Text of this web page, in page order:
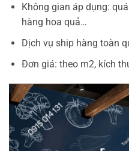
Không gian áp dụng:
hàng hoa quả…
Dịch vụ ship hàng toàn
Đơn giá: theo m2, kích